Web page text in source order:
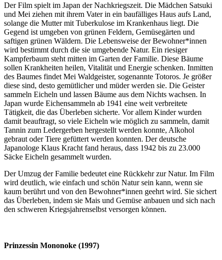
Der Film spielt im Japan der Nachkriegszeit. Die Mädchen Satsuki
und Mei ziehen mit ihrem Vater in ein baufälliges Haus aufs Land,
solange die Mutter mit Tuberkulose im Krankenhaus liegt. Die
Gegend ist umgeben von grünen Feldern, Gemüsegärten und
saftigen grünen Wäldern. Die Lebensweise der Bewohner*innen
wird bestimmt durch die sie umgebende Natur. Ein riesiger
Kampferbaum steht mitten im Garten der Familie. Diese Bäume
sollen Krankheiten heilen, Vitalität und Energie schenken. Inmitten
des Baumes findet Mei Waldgeister, sogenannte Totoros. Je größer
diese sind, desto gemütlicher und müder werden sie. Die Geister
sammeln Eicheln und lassen Bäume aus dem Nichts wachsen. In
Japan wurde Eichensammeln ab 1941 eine weit verbreitete
Tätigkeit, die das Überleben sicherte. Vor allem Kinder wurden
damit beauftragt, so viele Eicheln wie möglich zu sammeln, damit
Tannin zum Ledergerben hergestellt werden konnte, Alkohol
gebraut oder Tiere gefüttert werden konnten. Der deutsche
Japanologe Klaus Kracht fand heraus, dass 1942 bis zu 23.000
Säcke Eicheln gesammelt wurden.
Der Umzug der Familie bedeutet eine Rückkehr zur Natur. Im Film
wird deutlich, wie einfach und schön Natur sein kann, wenn sie
kaum berührt und von den Bewohner*innen geehrt wird. Sie sichert
das Überleben, indem sie Mais und Gemüse anbauen und sich nach
den schweren Kriegsjahrenselbst versorgen können.
Prinzessin Mononoke (1997)